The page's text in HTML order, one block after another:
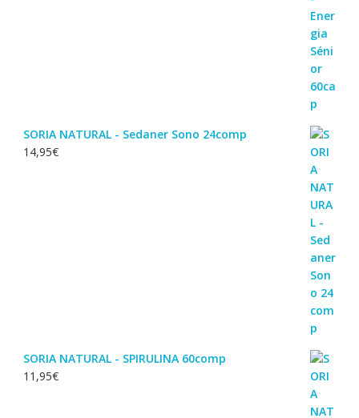
SORIA NATURAL - Sedaner Sono 24comp
14,95€
SORIA NATURAL - SPIRULINA 60comp
11,95€